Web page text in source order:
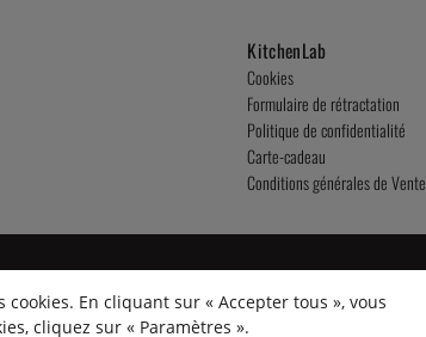
KitchenLab
Cookies
Formulaire de rétractation
Politique de confidentialité
Carte-cadeau
Conditions générales de Vente
En cliquant sur « Accepter tous », vous
cliquez sur « Paramètres ».